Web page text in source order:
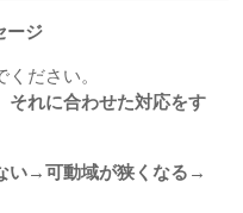
ージ
ださい。
それに合わせた対応をす
い→可動域が狭くなる→